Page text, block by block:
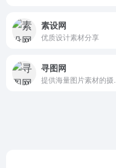
素设网
优质设计素材分享
寻图网